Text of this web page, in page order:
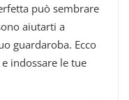
può sembrare
aiutarti a
guardaroba. Ecco
indossare le tue